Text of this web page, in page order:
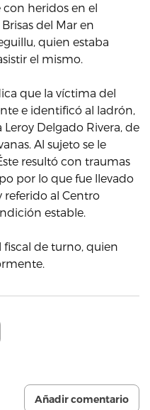
heridos en el
del Mar en
quien estaba
el mismo.
que la víctima del
e identificó al ladrón,
Delgado Rivera, de
Al sujeto se le
resultó con traumas
por lo que fue llevado
referido al Centro
estable.
fiscal de turno, quien
Añadir comentario